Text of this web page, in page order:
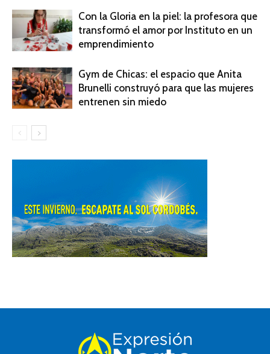
Con la Gloria en la piel: la profesora que
transformó el amor por Instituto en un
emprendimiento
Gym de Chicas: el espacio que Anita
Brunelli construyó para que las mujeres
entrenen sin miedo